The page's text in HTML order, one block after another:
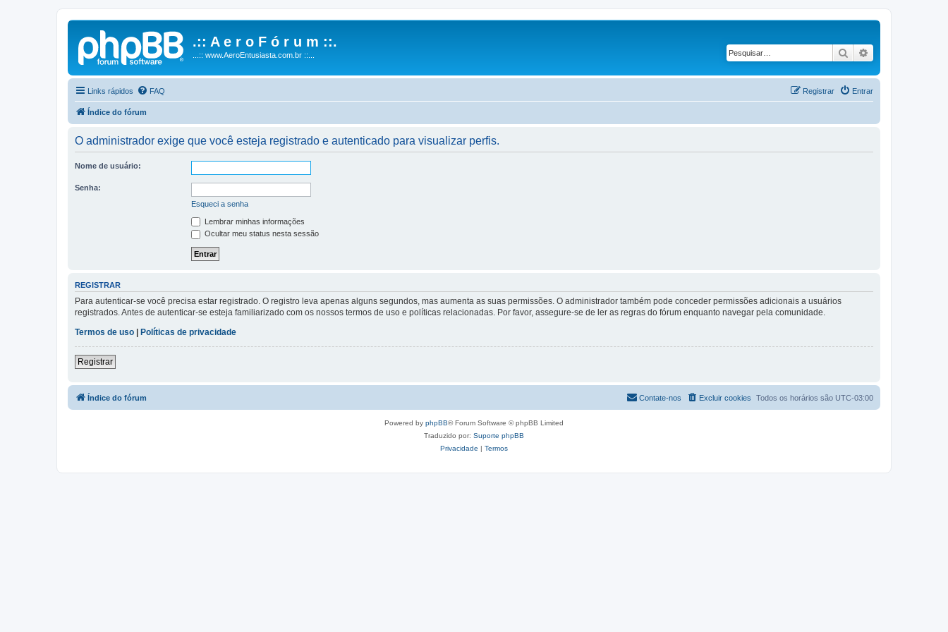
.:: A e r o F ó r u m ::.
...:: www.AeroEntusiasta.com.br ::... Pesquisar
Links rápidos FAQ Entrar
Registrar
Índice do fórum
O administrador exige que você esteja registrado e autenticado para visualizar perfis.
Nome de usuário:
Senha:
Esqueci a senha
Lembrar minhas informações
Ocultar meu status nesta sessão
REGISTRAR
Para autenticar-se você precisa estar registrado. O registro leva apenas alguns segundos, mas aumenta as suas permissões. O administrador também pode conceder permissões adicionais a usuários
registrados. Antes de autenticar-se esteja familiarizado com os nossos termos de uso e políticas relacionadas. Por favor, assegure-se de ler as regras do fórum enquanto navegar pela comunidade.
Termos de uso
Políticas de privacidade
Registrar
Índice do fórum Todos os horários são UTC-03:00
Excluir cookies
Contate-nos
Powered by phpBB® Forum Software © phpBB Limited
Traduzido por: Suporte phpBB
Privacidade | Termos